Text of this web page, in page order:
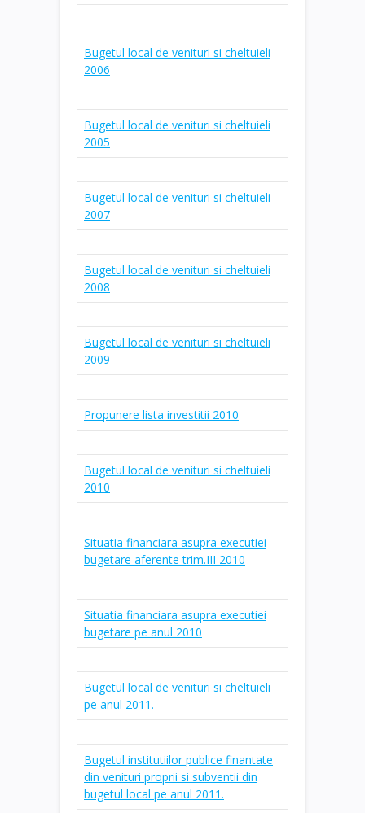
Bugetul local de venituri si cheltuieli
2006
Bugetul local de venituri si cheltuieli
2005
Bugetul local de venituri si cheltuieli
2007
Bugetul local de venituri si cheltuieli
2008
Bugetul local de venituri si cheltuieli
2009
Propunere lista investitii 2010
Bugetul local de venituri si cheltuieli
2010
Situatia financiara asupra executiei
bugetare aferente trim.III 2010
Situatia financiara asupra executiei
bugetare pe anul 2010
Bugetul local de venituri si cheltuieli
pe anul 2011.
Bugetul institutiilor publice finantate
din venituri proprii si subventii din
bugetul local pe anul 2011.